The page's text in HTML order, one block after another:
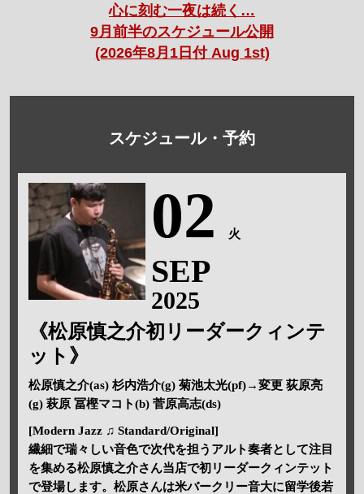
心に刻む一夜は続く…
9月前半のスケジュール公開
(2026年8月1日付 Aug 1st)
スケジュール・予約
02 火
SEP
2025
《松原慎之介初リーダークィンテ
ット》
松原慎之介(as) 杉内浩介(g) 菊池太光(pf)→変更 荻原亮
(g) 萩原 冨樫マコト(b) 菅原高志(ds)
[Modern Jazz ♫ Standard/Original]
繊細で瑞々しい音色で次代を担うアルト奏者として注目
を集める松原慎之介さん当店で初リーダークィンテット
で登場します。松原さんは米バークリー音大に留学後若